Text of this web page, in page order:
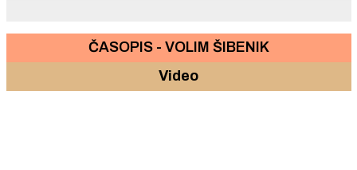
ČASOPIS - VOLIM ŠIBENIK
Video